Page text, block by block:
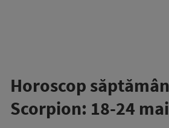
Horoscop
Scorpion: 18-24